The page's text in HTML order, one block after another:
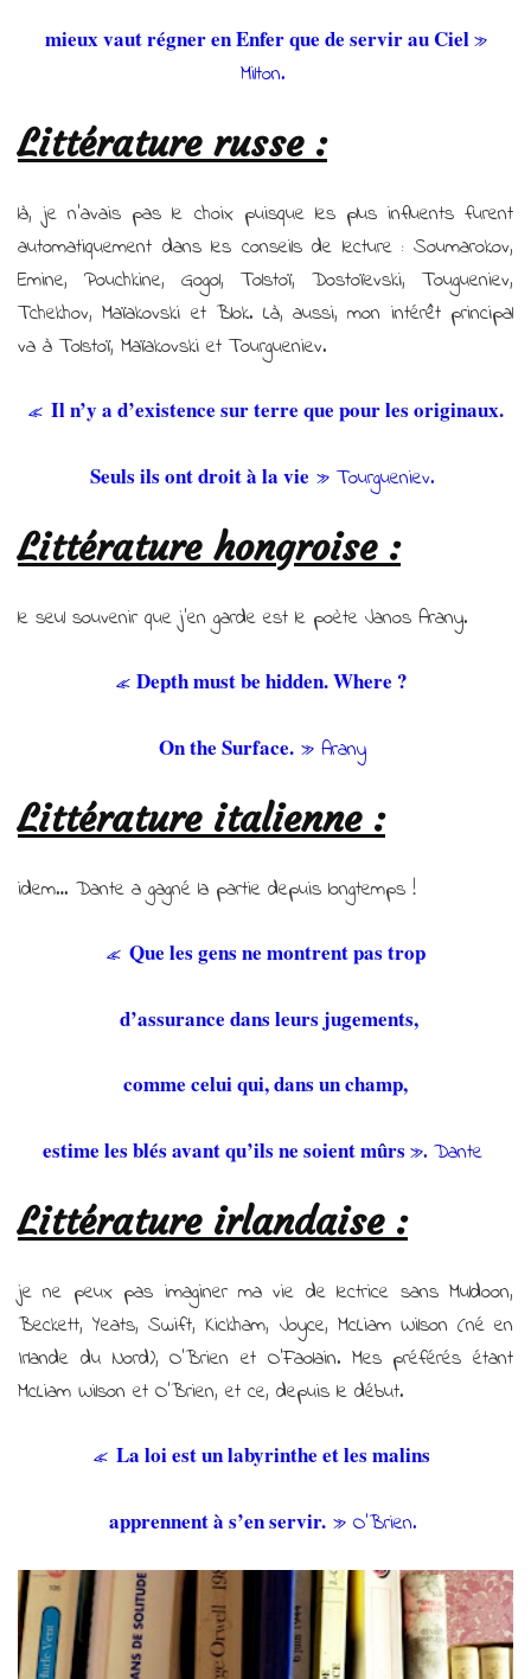
mieux vaut régner en Enfer que de servir au Ciel»
Milton.
Littérature russe :
là, je n’avais pas le choix puisque les plus influents furent
automatiquement dans les conseils de lecture : Soumarokov,
Emine, Pouchkine, Gogol, Tolstoï, Dostoïevski, Tougueniev,
Tchekhov, Maïakovski et Blok. Là, aussi, mon intérêt principal
va à Tolstoï, Maïakovski et Tourgueniev.
« Il n’y a d’existence sur terre que pour les originaux.
Seuls ils ont droit à la vie » Tourgueniev.
Littérature hongroise :
le seul souvenir que j’en garde est le poète Janos Arany.
« Depth must be hidden. Where ?
On the Surface.» Arany
Littérature italienne :
idem… Dante a gagné la partie depuis longtemps !
« Que les gens ne montrent pas trop
d’assurance dans leurs jugements,
comme celui qui, dans un champ,
estime les blés avant qu’ils ne soient mûrs ». Dante
Littérature irlandaise :
je ne peux pas imaginer ma vie de lectrice sans Muldoon,
Beckett, Yeats, Swift, Kickham, Joyce, McLiam Wilson (né en
Irlande du Nord), O’Brien et O’Faolain. Mes préférés étant
McLiam Wilson et O’Brien, et ce, depuis le début.
« La loi est un labyrinthe et les malins
apprennent à s’en servir.» O’Brien.